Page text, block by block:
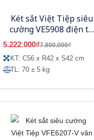
Két sắt Việt Tiệp siêu
cường VE5908 điện tử
- Model mới
5.222.000₫7.800.000₫
KT: C56 x R42 x S42 cm
TL: 70 ± 5 kg